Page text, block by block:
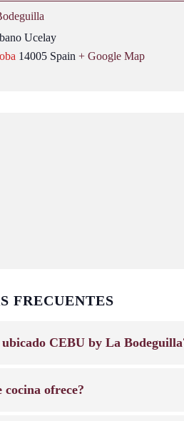
Ucelay
14005 Spain + Google Map
FRECUENTES
ubicado CEBU by La
cocina ofrece?